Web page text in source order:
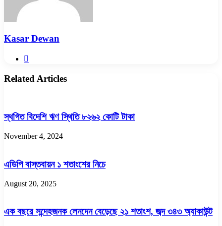
Kasar Dewan
Related Articles
স্থগিত বিদেশি ঋণ স্থিতি ৮২৬২ কোটি টাকা
November 4, 2024
এডিপি বাস্তবায়ন ১ শতাংশের নিচে
August 20, 2025
এক বছরে সন্দেহজনক লেনদেন বেড়েছে ২১ শতাংশ, জব্দ ৩৪৩ অ্যাকাউন্ট